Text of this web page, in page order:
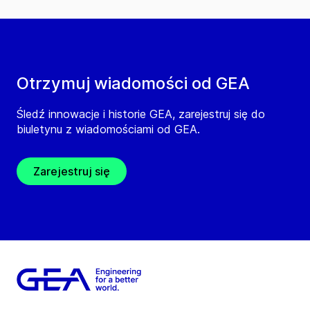
Otrzymuj wiadomości od GEA
Śledź innowacje i historie GEA, zarejestruj się do
biuletynu z wiadomościami od GEA.
Zarejestruj się